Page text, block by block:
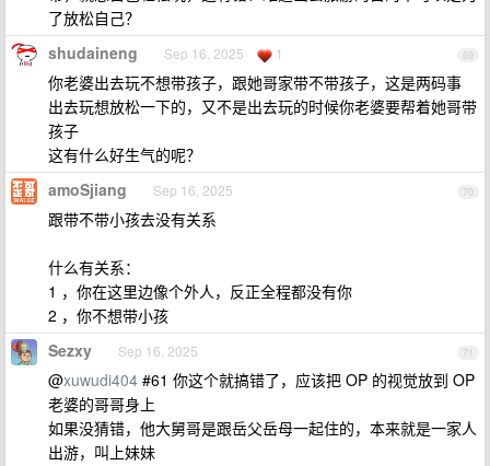
了放松自己？
69
shudaineng Sep 16, 2025 1
你老婆出去玩不想带孩子，跟她哥家带不带孩子，这是两码事
出去玩想放松一下的，又不是出去玩的时候你老婆要帮着她哥带
孩子
这有什么好生气的呢？
70
amoSjiang Sep 16, 2025
跟带不带小孩去没有关系
什么有关系：
1 ，你在这里边像个外人，反正全程都没有你
2 ，你不想带小孩
71
Sezxy Sep 16, 2025
@xuwudi404 #61 你这个就搞错了，应该把 OP 的视觉放到 OP
老婆的哥哥身上
如果没猜错，他大舅哥是跟岳父岳母一起住的，本来就是一家人
出游，叫上妹妹